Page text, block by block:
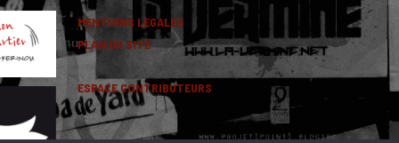
MENTIONS LEGALES
PLAN DU SITE
ESPACE CONTRIBUTEURS